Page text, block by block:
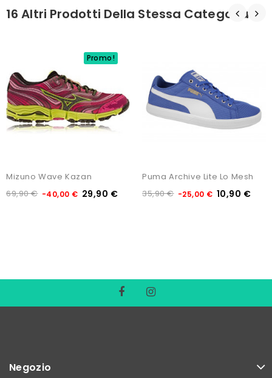
16 Altri Prodotti Della Stessa Categoria:
Promo!
Mizuno Wave Kazan
69,90 € -40,00 € 29,90 €
Puma Archive Lite Lo Mesh
35,90 € -25,00 € 10,90 €
Negozio